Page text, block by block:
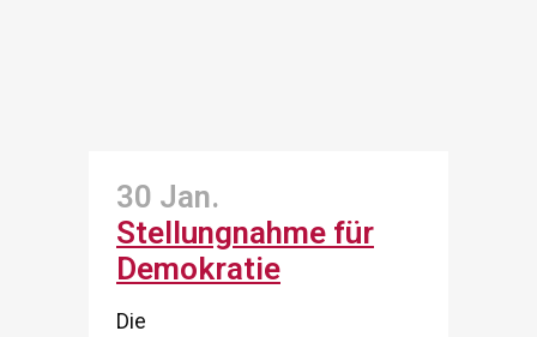
30 Jan.
Stellungnahme für
Demokratie
Die